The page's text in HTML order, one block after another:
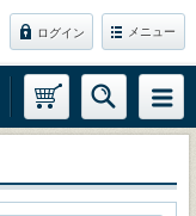
ログイン メニュー